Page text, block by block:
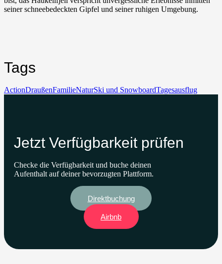
seiner schneebedeckten Gipfel und seiner ruhigen Umgebung.
Tags
ActionDraußenFamilieNaturSki und SnowboardTagesausflug
Jetzt Verfügbarkeit prüfen
Checke die Verfügbarkeit und buche deinen
Aufenthalt auf deiner bevorzugten Plattform.
Direktbuchung
Airbnb